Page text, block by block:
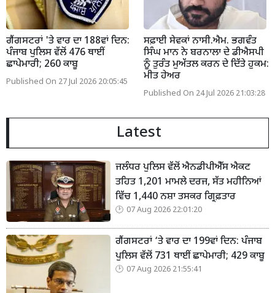
ਗੈਂਗਸਟਰਾਂ 'ਤੇ ਵਾਰ ਦਾ 188ਵਾਂ ਦਿਨ:
ਪੰਜਾਬ ਪੁਲਿਸ ਵੱਲੋਂ 476 ਥਾਈਂ
ਛਾਪੇਮਾਰੀ; 260 ਕਾਬੂ
Published On 27 Jul 2026 20:05:45
ਸਫ਼ਾਈ ਸੇਵਕਾਂ ਨਾਸੀ.ਐਮ. ਭਗਵੰਤ
ਸਿੰਘ ਮਾਨ ਨੇ ਬਰਨਾਲਾ ਦੇ ਡੀਐਸਪੀ
ਨੂੰ ਤੁਰੰਤ ਮੁਅੱਤਲ ਕਰਨ ਦੇ ਦਿੱਤੇ ਹੁਕਮ:
ਮੀਤ ਹੇਅਰ
Published On 24 Jul 2026 21:03:28
Latest
ਜਲੰਧਰ ਪੁਲਿਸ ਵੱਲੋਂ ਐਨਡੀਪੀਐੱਸ ਐਕਟ
ਤਹਿਤ 1,201 ਮਾਮਲੇ ਦਰਜ, ਸੱਤ ਮਹੀਨਿਆਂ
ਵਿੱਚ 1,440 ਨਸ਼ਾ ਤਸਕਰ ਗ੍ਰਿਫ਼ਤਾਰ
07 Aug 2026 22:01:20
ਗੈਂਗਸਟਰਾਂ ‘ਤੇ ਵਾਰ ਦਾ 199ਵਾਂ ਦਿਨ: ਪੰਜਾਬ
ਪੁਲਿਸ ਵੱਲੋਂ 731 ਥਾਈਂ ਛਾਪੇਮਾਰੀ; 429 ਕਾਬੂ
07 Aug 2026 21:55:41